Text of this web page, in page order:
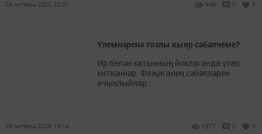
28 октябрь 2020, 20:01 949 0 0
Үлемнәренә тозлы кыяр сәбәпчеме?
Ир белән хатынның йоклаганда үлеп
киткәннәр. Фаҗиганең сәбәпләрен
ачыклыйлар
28 октябрь 2020, 19:14 1317 0 0